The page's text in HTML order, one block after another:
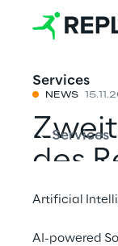
Services
Services
Artificial
AI-powered
NEWS
des
in